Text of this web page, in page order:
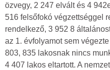
özvegy, 2 247 elvált és 4
516 felsőfokó végzettséggel
rendelkező, 3 952 8
az 1. évfolyamot sem
803, 835 lakosnak nincs
4 407 lakos eltartott. A